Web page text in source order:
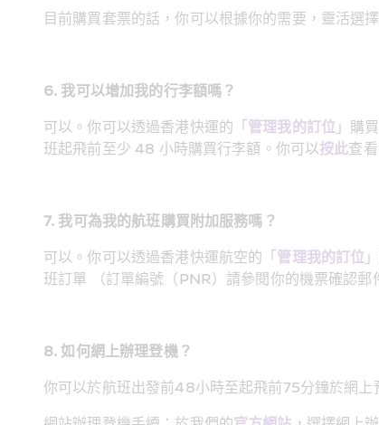
目前購買套票的話，你可以根據你的需要，靈活選
6. 我可以增加我的行李額嗎？
可以。你可以透過香港快運的「 管理我的訂位 」購
班起飛前至少 48 小時購買行李額。你可以按此查
7. 我可為我的航班購買附加服務嗎？
可以。你可以透過香港快運航空的「 管理我的訂位
班訂單 （訂單編號（PNR）請參閱你的機票確認
8. 如何網上辦理登機？
你可以於航班出發前48小時至起飛前75分鐘於網上